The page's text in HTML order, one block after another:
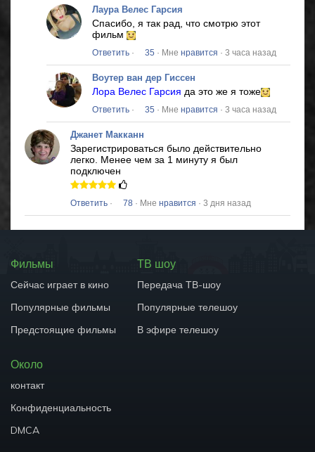
Лаура Велес Гарсия
Спасибо, я так рад, что смотрю этот
фильм
Ответить · 35 · Мне нравится · 3 часа назад
Воутер ван дер Гиссен
Лора Велес Гарсия да это же я тоже
Ответить · 35 · Мне нравится · 3 часа назад
Джанет Макканн
Зарегистрироваться было действительно
легко. Менее чем за 1 минуту я был
подключен
Ответить · 78 · Мне нравится · 3 дня назад
Фильмы
Сейчас играет в кино
Популярные фильмы
Предстоящие фильмы
ТВ шоу
Передача ТВ-шоу
Популярные телешоу
В эфире телешоу
Около
контакт
Конфиденциальность
DMCA